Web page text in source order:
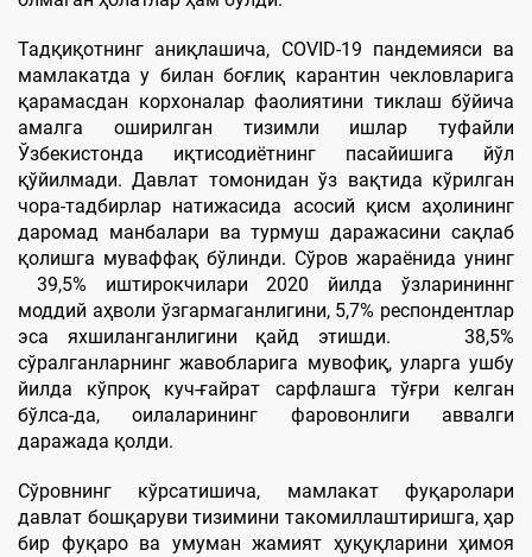
Тадқиқотнинг аниқлашича, COVID-19 пандемияси ва
мамлакатда у билан боғлиқ карантин чекловларига
қарамасдан корхоналар фаолиятини тиклаш бўйича
амалга оширилган тизимли ишлар туфайли
Ўзбекистонда иқтисодиётнинг пасайишига йўл
қўйилмади. Давлат томонидан ўз вақтида кўрилган
чора-тадбирлар натижасида асосий қисм аҳолининг
даромад манбалари ва турмуш даражасини сақлаб
қолишга муваффақ бўлинди. Сўров жараёнида унинг
39,5% иштирокчилари 2020 йилда ўзларининнг
моддий аҳволи ўзгармаганлигини, 5,7% респондентлар
эса яхшиланганлигини қайд этишди. 38,5%
сўралганларнинг жавобларига мувофиқ, уларга ушбу
йилда кўпроқ куч-ғайрат сарфлашга тўғри келган
бўлса-да, оилаларининг фаровонлиги аввалги
даражада қолди.
Сўровнинг кўрсатишича, мамлакат фуқаролари
давлат бошқаруви тизимини такомиллаштиришга, ҳар
бир фуқаро ва умуман жамият ҳуқуқларини ҳимоя